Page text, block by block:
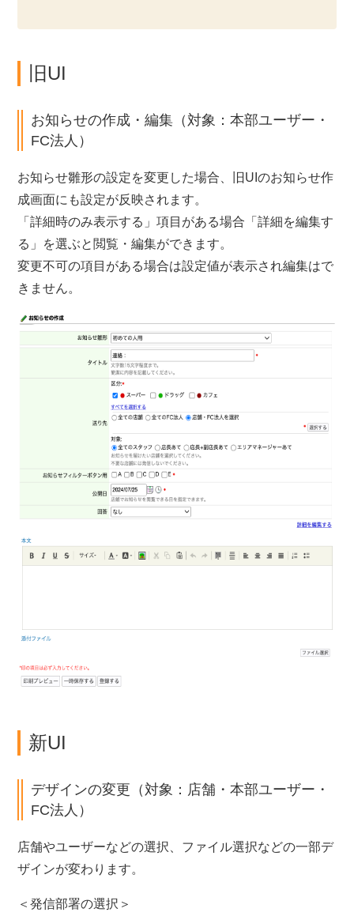
旧UI
お知らせの作成・編集（対象：本部ユーザー・
FC法人）
お知らせ雛形の設定を変更した場合、旧UIのお知らせ作
成画面にも設定が反映されます。
「詳細時のみ表示する」項目がある場合「詳細を編集す
る」を選ぶと閲覧・編集ができます。
変更不可の項目がある場合は設定値が表示され編集はで
きません。
新UI
デザインの変更（対象：店舗・本部ユーザー・
FC法人）
店舗やユーザーなどの選択、ファイル選択などの一部デ
ザインが変わります。
＜発信部署の選択＞